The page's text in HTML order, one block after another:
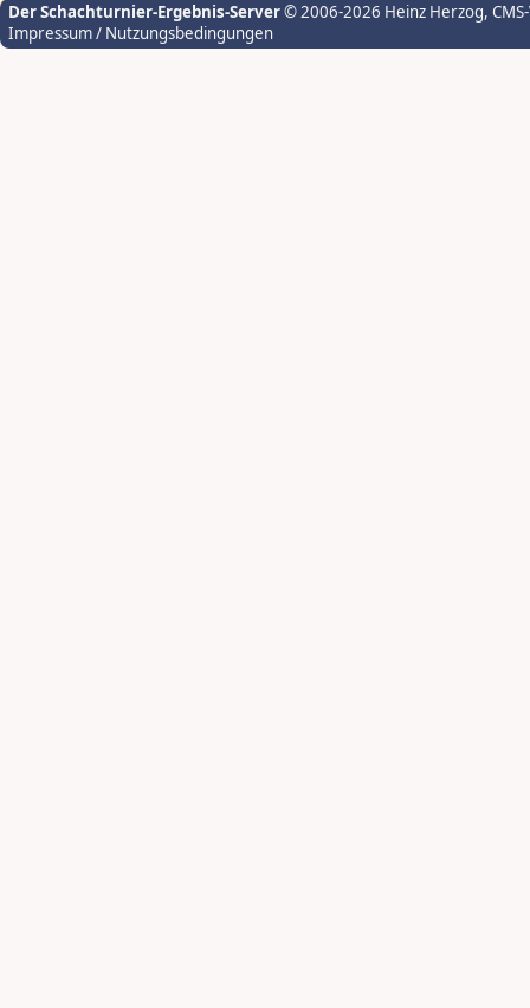
Der Schachturnier-Ergebnis-Server© 2006-2026 Heinz Herzog,
Impressum / Nutzungsbedingungen